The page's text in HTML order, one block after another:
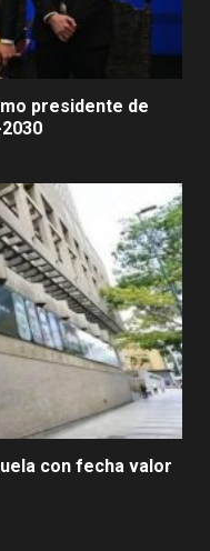
presidente de
con fecha valor